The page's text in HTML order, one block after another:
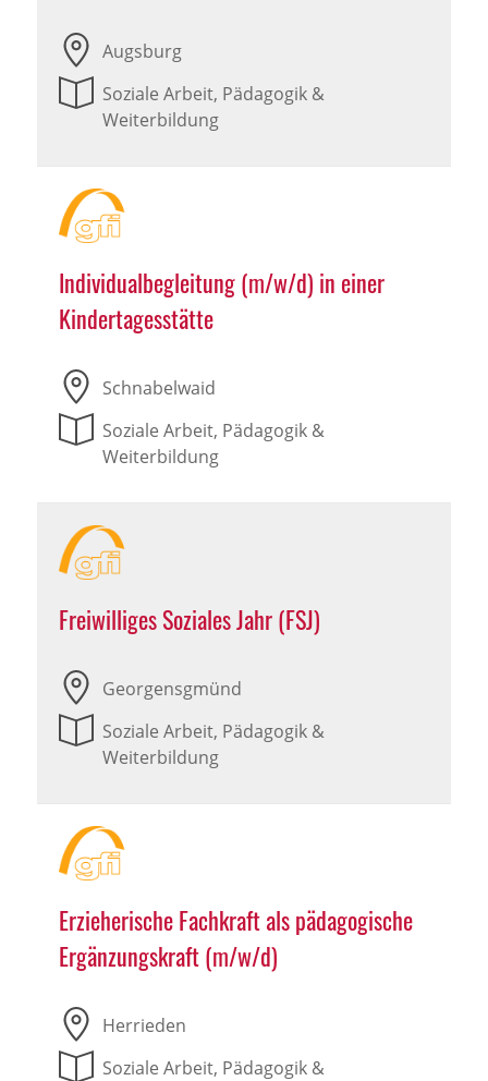
Augsburg
Soziale Arbeit, Pädagogik &
Weiterbildung
Individualbegleitung (m/w/d) in einer
Kindertagesstätte
Schnabelwaid
Soziale Arbeit, Pädagogik &
Weiterbildung
Freiwilliges Soziales Jahr (FSJ)
Georgensgmünd
Soziale Arbeit, Pädagogik &
Weiterbildung
Erzieherische Fachkraft als pädagogische
Ergänzungskraft (m/w/d)
Herrieden
Soziale Arbeit, Pädagogik &